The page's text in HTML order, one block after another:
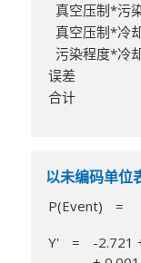
真空压制*污
真空压制*冷
污染程度*冷
误差
合计
以未编码单位
P(Event) =
Y'
=
-2.721